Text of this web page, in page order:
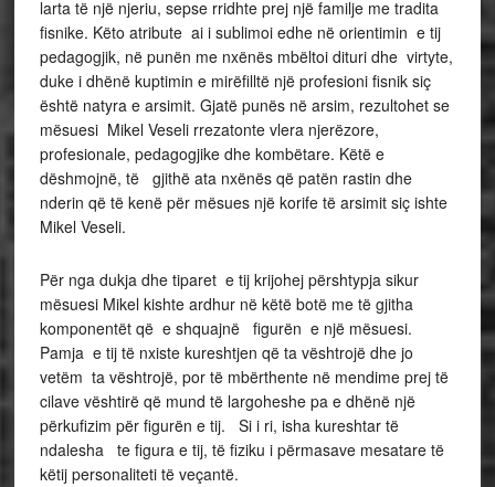
larta të një njeriu, sepse rridhte prej një familje me tradita
fisnike. Këto atribute ai i sublimoi edhe në orientimin e tij
pedagogjik, në punën me nxënës mbëltoi dituri dhe virtyte,
duke i dhënë kuptimin e mirëfilltë një profesioni fisnik siç
është natyra e arsimit. Gjatë punës në arsim, rezultohet se
mësuesi Mikel Veseli rrezatonte vlera njerëzore,
profesionale, pedagogjike dhe kombëtare. Këtë e
dëshmojnë, të gjithë ata nxënës që patën rastin dhe
nderin që të kenë për mësues një korife të arsimit siç ishte
Mikel Veseli.
Për nga dukja dhe tiparet e tij krijohej përshtypja sikur
mësuesi Mikel kishte ardhur në këtë botë me të gjitha
komponentët që e shquajnë figurën e një mësuesi.
Pamja e tij të nxiste kureshtjen që ta vështrojë dhe jo
vetëm ta vështrojë, por të mbërthente në mendime prej të
cilave vështirë që mund të largoheshe pa e dhënë një
përkufizim për figurën e tij. Si i ri, isha kureshtar të
ndalesha te figura e tij, të fiziku i përmasave mesatare të
këtij personaliteti të veçantë.